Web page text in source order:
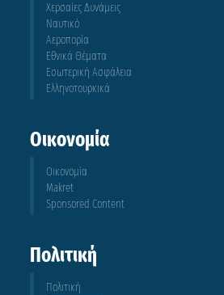
Χερσαίες Δυνάμεις
Ναυτικό
Αεροπορία
Εθνικά Θέματα
Εσωτερική Ασφάλεια
Ελληνοτουρκικά
Οικονομία
Οικονομία
Makret
Sponsored Content
Πολιτική
Πολιτική